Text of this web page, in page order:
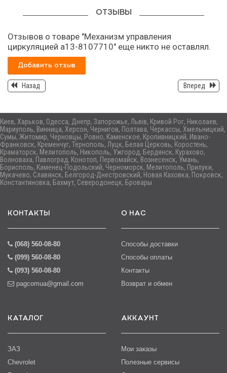
ОТЗЫВЫ
Отзывов о товаре "Механизм управления
циркуляцией а13-8107710" еще никто не оставлял.
Добавить отзыв
Назад Вперед
Киев, Харьков, Одесса, Днепр, Запорожье, Львів, Кривой Рог, Николаев,
Мариуполь, Винница, Херсон, Чернигов, Полтава, Черкассы, Хмельницкий,
Сумы, Житомир, Черновцы, Ровно, Каменское, Кропивницкий, Ивано-
Франковск, Кременчуг, Тернополь, Луцк, Белая Церковь, Коростень,
Краматорск, Мелитополь, Никополь, Ужгород, Бердянск, Курахово,
Волноваха, Павлоград, Конотоп, Первомайск, Вознесенск, Умань,
Борисполь, Каменец-Подольский, Черноморск, Мелитополь, Прилуки,
Мукачево, Славянск, Белгород-Днестровский, Новая Каховка, Покровск,
Константиновка, Бахмут, Северодонецк, Бровары
КОНТАКТЫ
(068) 560-08-80
(099) 560-08-80
(093) 560-08-80
pagcomua@gmail.com
О НАС
Способы доставки
Способы оплаты
Контакты
Возврат и обмен
КАТАЛОГ
ЗАЗ
Chevrolet
АККАУНТ
Мои заказы
Полезные сервисы